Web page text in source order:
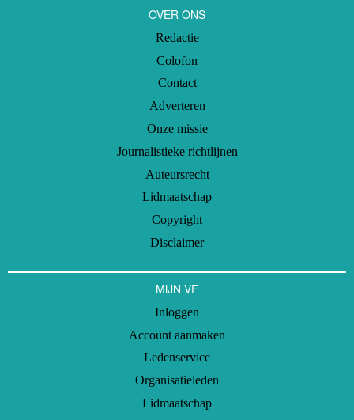
OVER ONS
Redactie
Colofon
Contact
Adverteren
Onze missie
Journalistieke richtlijnen
Auteursrecht
Lidmaatschap
Copyright
Disclaimer
MIJN VF
Inloggen
Account aanmaken
Ledenservice
Organisatieleden
Lidmaatschap